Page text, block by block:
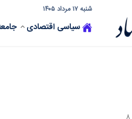
شنبه ۱۷ مرداد ۱۴۰۵
سیاسی اقتصادی